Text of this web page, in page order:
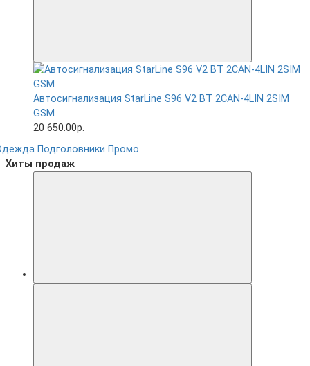
Автосигнализация StarLine S96 V2 BT 2CAN-4LIN 2SIM
GSM
20 650.00р.
Подголовники Промо
Хиты продаж